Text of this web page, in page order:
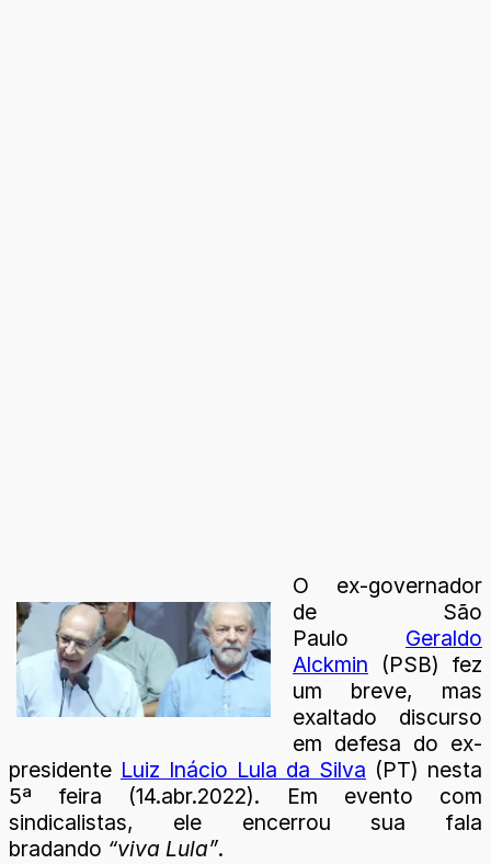
O ex-governador
de São
Paulo Geraldo
Alckmin (PSB) fez
um breve, mas
exaltado discurso
em defesa do ex-
presidente Luiz Inácio Lula da Silva (PT) nesta
5ª feira (14.abr.2022). Em evento com
sindicalistas, ele encerrou sua fala
bradando “viva Lula”.